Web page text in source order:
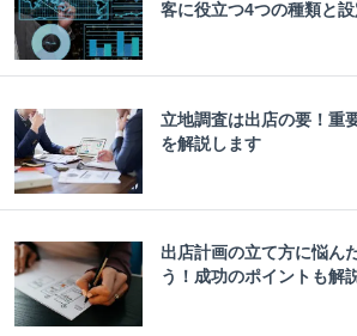
客に役立つ4つの種類と
立地調査は出店の要！重
を解説します
出店計画の立て方に悩ん
う！成功のポイントも解